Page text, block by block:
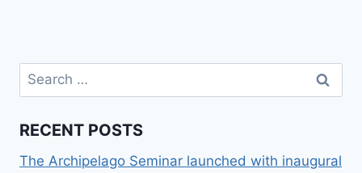
Search
for:
RECENT POSTS
The Archipelago Seminar launched with inaugural